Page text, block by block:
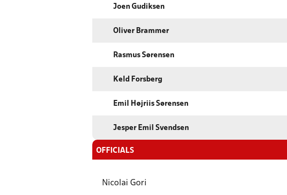
Joen Gudiksen
Oliver Brammer
Rasmus Sørensen
Keld Forsberg
Emil Højriis Sørensen
Jesper Emil Svendsen
OFFICIALS
Nicolai Gori